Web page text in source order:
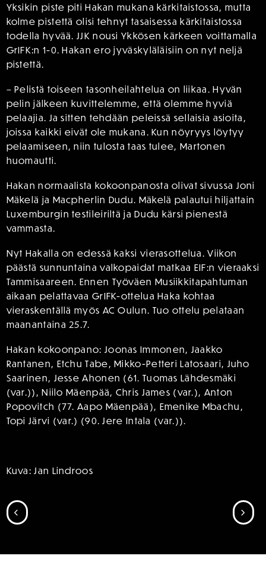
Yksikin piste piti Hakan mukana kärkitaistossa, mutta
kolme pistettä olisi tehnyt tasaisessa kärkitaistossa
todella hyvää. JJK nousi Ykkösen kärkeen voittamalla
GrIFK:n 1-0. Hakan ero jyväskyläläisiin on nyt neljä
pistettä.
– Pelistä toiseen tasonheilahtelua on liikaa. Hyvän
pelin jälkeen kuvittelemme, että olemme hyviä
pelaajia. Ja sitten tehdään peleissä sellaisia asioita,
joissa kaikki eivät ole mukana. Kun nöyryys löytyy
pelaamiseen, niin tulosta taas tulee, Martonen
huomautti.
Hakan normaalista kokoonpanosta olivat sivussa Joni
Mäkelä ja Macpherlin Dudu. Mäkelä palautui hiljattain
Luxemburgin testileiriltä ja Dudu kärsi pienestä
vammasta.
Nyt Hakalla on edessä kaksi vierasottelua. Viikon
päästä sunnuntaina valkopaidat matkaa EIF:n vieraaksi
Tammisaareen. Ennen Työväen Musiikkitapahtuman
aikaan pelattavaa GrIFK-ottelua Haka kohtaa
vieraskentällä myös AC Oulun. Tuo ottelu pelataan
maanantaina 25.7.
Hakan kokoonpano: Joonas Immonen, Jaakko
Rantanen, Etchu Tabe, Mikko-Petteri Latosaari, Juho
Saarinen, Jesse Ahonen (61. Tuomas Lähdesmäki
(var.)), Niilo Mäenpää, Chris James (var.), Anton
Popovitch (77. Aapo Mäenpää), Emenike Mbachu,
Topi Järvi (var.) (90. Jere Intala (var.)).
Kuva: Jan Lindroos
SIIRRY EDELLISEEN